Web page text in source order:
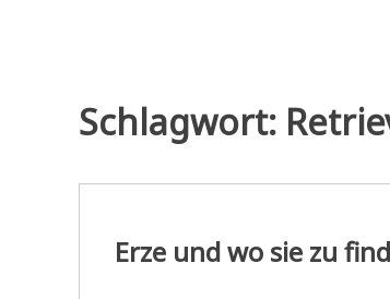
Schlagwort:
Erze und wo sie zu